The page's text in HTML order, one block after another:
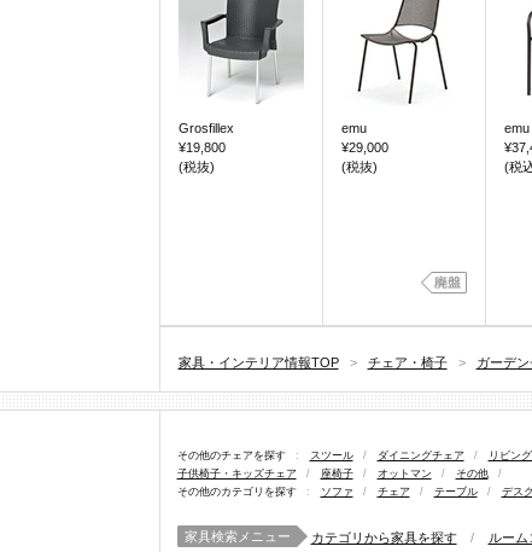
Grosfillex
¥19,800
(税抜)
emu
¥29,000
(税抜)
emu
(税
家具・インテリア情報TOP > チェア・椅子 > ガーデ
その他のチェアを探す : スツール / ダイニングチェア / リビン
子供椅子・キッズチェア
/ 座椅子 / オットマン / その他
/
その他のカテゴリを探す
: ソファ / チェア / テーブル / デスク
家具検索メニュー カテゴリから家具を探す / ルーム